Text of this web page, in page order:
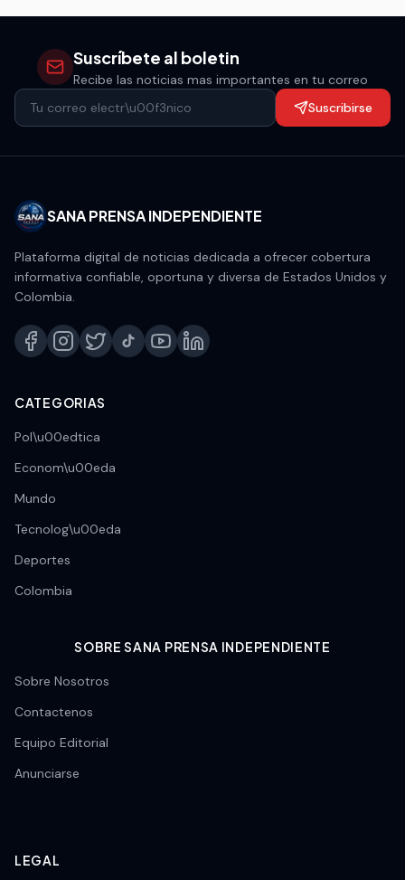
Suscríbete al boletin
Recibe las noticias mas importantes en tu correo
Suscribirse
SANA PRENSA INDEPENDIENTE
Plataforma digital de noticias dedicada a ofrecer cobertura
informativa confiable, oportuna y diversa de Estados Unidos y
Colombia.
CATEGORIAS
Pol\u00edtica
Econom\u00eda
Mundo
Tecnolog\u00eda
Deportes
Colombia
SOBRE SANA PRENSA INDEPENDIENTE
Sobre Nosotros
Contactenos
Equipo Editorial
Anunciarse
LEGAL